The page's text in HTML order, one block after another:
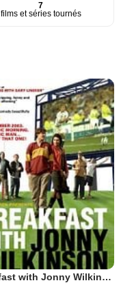
7
films et séries tournés
Breakfast with Jonny Wilkinson